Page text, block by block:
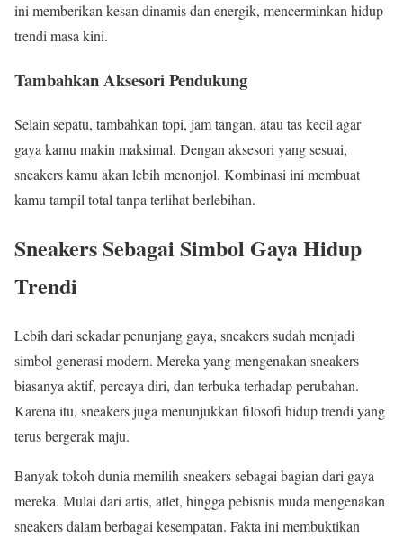
ini memberikan kesan dinamis dan energik, mencerminkan hidup
trendi masa kini.
Tambahkan Aksesori Pendukung
Selain sepatu, tambahkan topi, jam tangan, atau tas kecil agar
gaya kamu makin maksimal. Dengan aksesori yang sesuai,
sneakers kamu akan lebih menonjol. Kombinasi ini membuat
kamu tampil total tanpa terlihat berlebihan.
Sneakers Sebagai Simbol Gaya Hidup
Trendi
Lebih dari sekadar penunjang gaya, sneakers sudah menjadi
simbol generasi modern. Mereka yang mengenakan sneakers
biasanya aktif, percaya diri, dan terbuka terhadap perubahan.
Karena itu, sneakers juga menunjukkan filosofi hidup trendi yang
terus bergerak maju.
Banyak tokoh dunia memilih sneakers sebagai bagian dari gaya
mereka. Mulai dari artis, atlet, hingga pebisnis muda mengenakan
sneakers dalam berbagai kesempatan. Fakta ini membuktikan